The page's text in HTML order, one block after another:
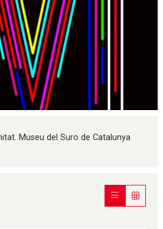
Museu del Suro de Catalunya